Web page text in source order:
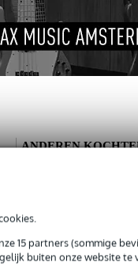
15 partners (sommige
buiten onze website te
Je naam
Basbeer 18 maart
ANDEREN